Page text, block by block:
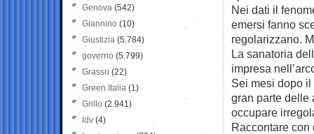
Nei dati il
emersi fanno
regolarizzano.
La sanatoria
impresa
Sei mesi dopo
gran parte delle
occupare
Raccontare
Genova (542)
Giannino (10)
Giustizia (5.784)
governo (5.799)
Grasso (22)
Green Italia (1)
Grillo (2.941)
Idv (4)